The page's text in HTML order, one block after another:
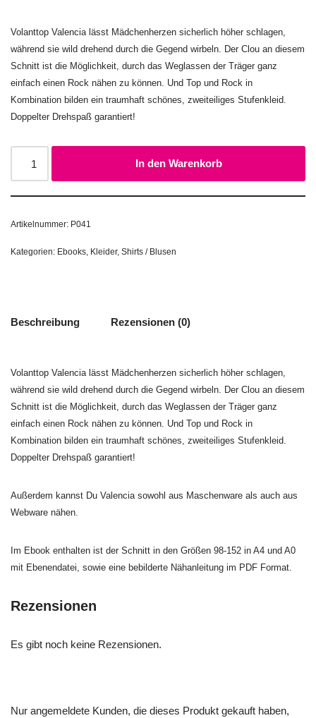
Volanttop Valencia lässt Mädchenherzen sicherlich höher schlagen,
während sie wild drehend durch die Gegend wirbeln. Der Clou an diesem
Schnitt ist die Möglichkeit, durch das Weglassen der Träger ganz
einfach einen Rock nähen zu können. Und Top und Rock in
Kombination bilden ein traumhaft schönes, zweiteiliges Stufenkleid.
Doppelter Drehspaß garantiert!
In den Warenkorb
Artikelnummer: P041
Kategorien: Ebooks, Kleider, Shirts / Blusen
Beschreibung Rezensionen (0)
Volanttop Valencia lässt Mädchenherzen sicherlich höher schlagen,
während sie wild drehend durch die Gegend wirbeln. Der Clou an diesem
Schnitt ist die Möglichkeit, durch das Weglassen der Träger ganz
einfach einen Rock nähen zu können. Und Top und Rock in
Kombination bilden ein traumhaft schönes, zweiteiliges Stufenkleid.
Doppelter Drehspaß garantiert!
Außerdem kannst Du Valencia sowohl aus Maschenware als auch aus
Webware nähen.
Im Ebook enthalten ist der Schnitt in den Größen 98-152 in A4 und A0
mit Ebenendatei, sowie eine bebilderte Nähanleitung im PDF Format.
Rezensionen
Es gibt noch keine Rezensionen.
Nur angemeldete Kunden, die dieses Produkt gekauft haben,